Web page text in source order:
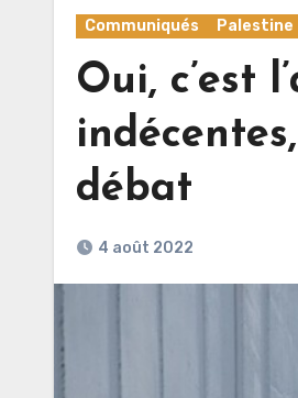
Communiqués Palestine
Oui, c’est
débat
4 août 2022